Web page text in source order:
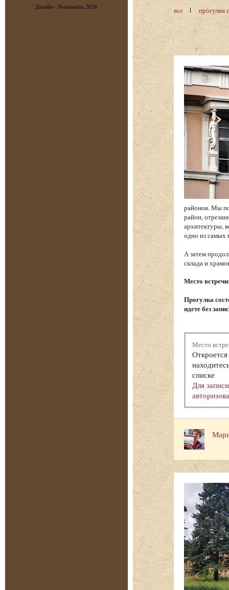
Дизайн - Notamedia 2026 все прогулки
районов. Мы
район,
архитектуры,
одно из самых
А затем
склада и
Место
Прогулка
идете без
Место
списке
Для